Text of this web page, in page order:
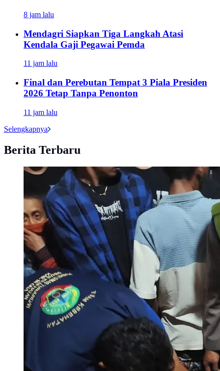
8 jam lalu
Mendagri Siapkan Tiga Langkah Atasi
Kendala Gaji Pegawai Pemda
11 jam lalu
Final dan Perebutan Tempat 3 Piala Presiden
2026 Tetap Tanpa Penonton
11 jam lalu
Selengkapnya
Berita Terbaru